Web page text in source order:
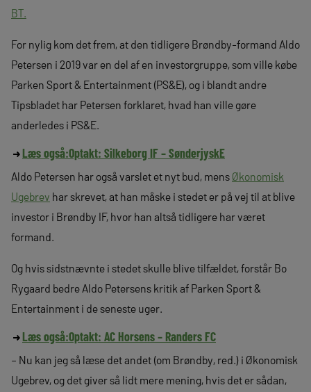
BT.
For nylig kom det frem, at den tidligere Brøndby-formand Aldo
Petersen i 2019 var en del af en investorgruppe, som ville købe
Parken Sport & Entertainment (PS&E), og i blandt andre
Tipsbladet har Petersen forklaret, hvad han ville gøre
anderledes i PS&E.
Læs også:Optakt: Silkeborg IF – SønderjyskE
Aldo Petersen har også varslet et nyt bud, mens Økonomisk
Ugebrev har skrevet, at han måske i stedet er på vej til at blive
investor i Brøndby IF, hvor han altså tidligere har været
formand.
Og hvis sidstnævnte i stedet skulle blive tilfældet, forstår Bo
Rygaard bedre Aldo Petersens kritik af Parken Sport &
Entertainment i de seneste uger.
Læs også:Optakt: AC Horsens – Randers FC
– Nu kan jeg så læse det andet (om Brøndby, red.) i Økonomisk
Ugebrev, og det giver så lidt mere mening, hvis det er sådan,